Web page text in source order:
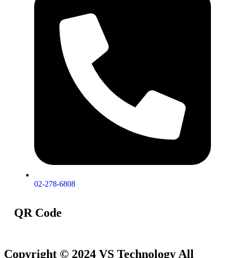
02-278-6808
QR Code
Copyright © 2024 VS Technology All